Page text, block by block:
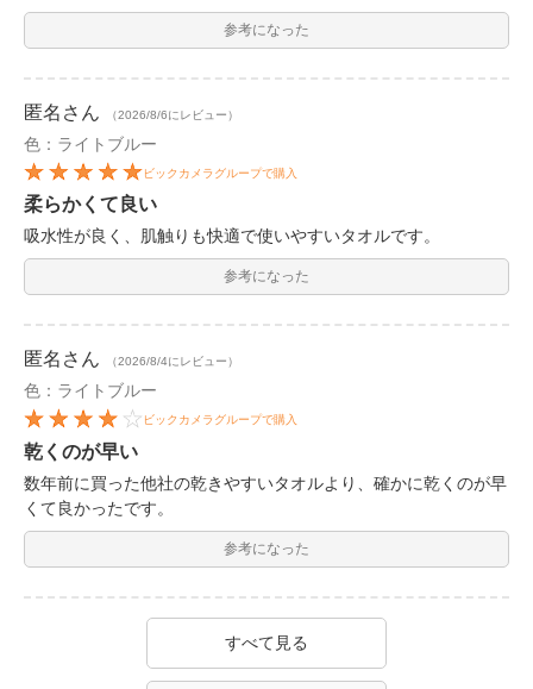
参考になった
匿名 さん （2026/8/6にレビュー）
色：ライトブルー
ビックカメラグループで購入
柔らかくて良い
吸水性が良く、肌触りも快適で使いやすいタオルです。
参考になった
匿名 さん （2026/8/4にレビュー）
色：ライトブルー
ビックカメラグループで購入
乾くのが早い
数年前に買った他社の乾きやすいタオルより、確かに乾くのが早
くて良かったです。
参考になった
すべて見る